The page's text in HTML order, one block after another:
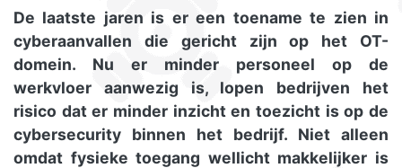
De laatste jaren is er een toename te zien in
cyberaanvallen die gericht zijn op het OT-
domein. Nu er minder personeel op de
werkvloer aanwezig is, lopen bedrijven het
risico dat er minder inzicht en toezicht is op de
cybersecurity binnen het bedrijf. Niet alleen
omdat fysieke toegang wellicht makkelijker is